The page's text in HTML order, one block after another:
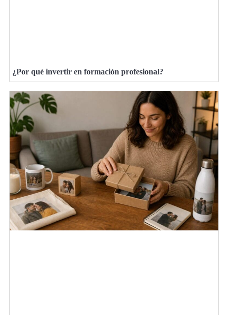
¿Por qué invertir en formación profesional?